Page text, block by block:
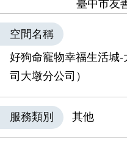
臺中市友
空間名稱
好狗命寵物幸福生活城
司大墩分公司）
服務類別 其他